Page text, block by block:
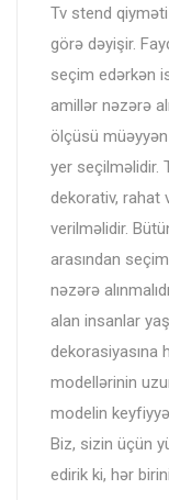
Tv stend
görə dəyişir.
seçim edərkən
amillər nəzərə
ölçüsü
yer seçilməlidir.
dekorativ, rahat
verilməlidir.
arasından
nəzərə
alan insanlar
dekorasiyasına
modellərinin
modelin
Biz, sizin üçün
edirik ki, hər